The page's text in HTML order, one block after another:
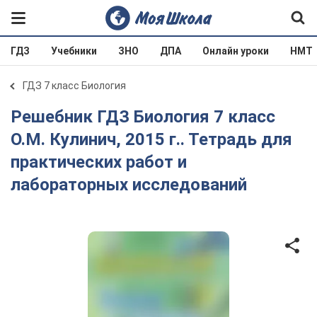
ГДЗ Учебники ЗНО ДПА Онлайн уроки НМТ
ГДЗ 7 класс Биология
Решебник ГДЗ Биология 7 класс
О.М. Кулинич, 2015 г.. Тетрадь для
практических работ и
лабораторных исследований